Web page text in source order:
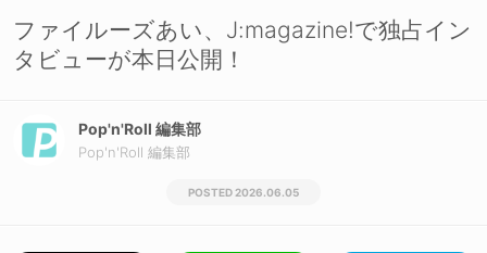
ファイルーズあい、J:magazine!で独占イン
タビューが本日公開！
Pop'n'Roll 編集部
Pop'n'Roll 編集部
2026.06.05